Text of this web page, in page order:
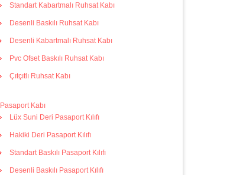
Standart Kabartmalı Ruhsat Kabı
Desenli Baskılı Ruhsat Kabı
Desenli Kabartmalı Ruhsat Kabı
Pvc Ofset Baskılı Ruhsat Kabı
Çıtçıtlı Ruhsat Kabı
Pasaport Kabı
Lüx Suni Deri Pasaport Kılıfı
Hakiki Deri Pasaport Kılıfı
Standart Baskılı Pasaport Kılıfı
Desenli Baskılı Pasaport Kılıfı